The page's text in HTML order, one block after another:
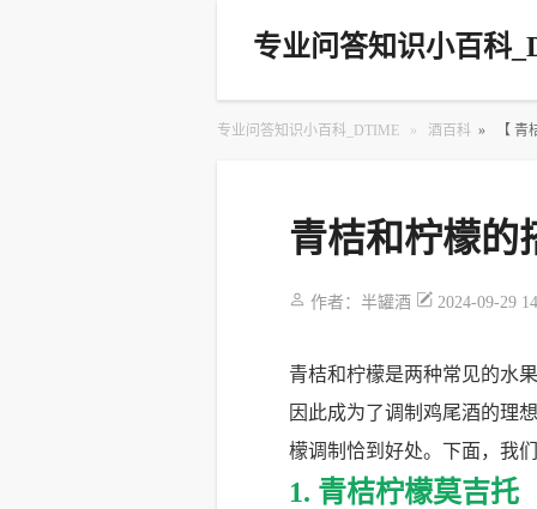
专业问答知识小百科
专业问答知识小百科_DTIME » 酒百科 » 【
青桔和柠檬的
作者：半罐酒 2024-09-29
青桔和柠檬是两种常见的水
因此成为了调制鸡尾酒的理
檬调制恰到好处。下面，我
1. 青桔柠檬莫吉托